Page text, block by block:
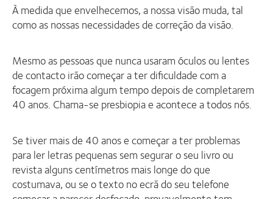
À medida que envelhecemos, a nossa visão muda, tal
como as nossas necessidades de correção da visão.
Mesmo as pessoas que nunca usaram óculos ou lentes
de contacto irão começar a ter dificuldade com a
focagem próxima algum tempo depois de completarem
40 anos. Chama-se presbiopia e acontece a todos nós.
Se tiver mais de 40 anos e começar a ter problemas
para ler letras pequenas sem segurar o seu livro ou
revista alguns centímetros mais longe do que
costumava, ou se o texto no ecrã do seu telefone